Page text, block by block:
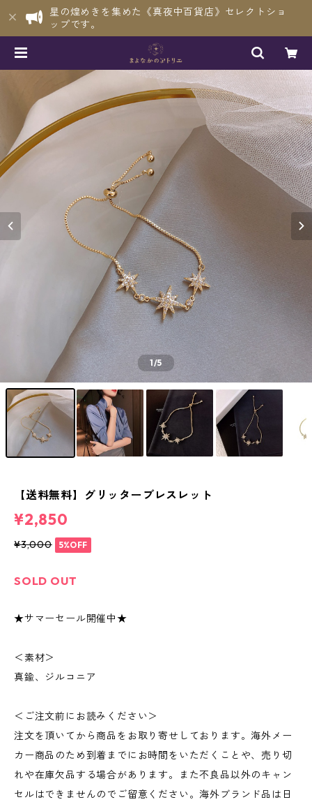
星の煌めきを集めた《真夜中百貨店》セレクトショ
ップです。
1/5
【送料無料】グリッターブレスレット
¥2,850
¥3,000 5%OFF
SOLD OUT
★サマーセール開催中★
＜素材＞
真鍮、ジルコニア
＜ご注文前にお読みください＞
注文を頂いてから商品をお取り寄せしております。海外メー
カー商品のため到着までにお時間をいただくことや、売り切
れや在庫欠品する場合があります。また不良品以外のキャン
セルはできませんのでご留意ください。海外ブランド品は日